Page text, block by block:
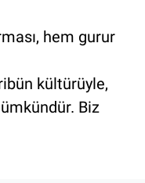
hem gurur
kültürüyle,
Biz